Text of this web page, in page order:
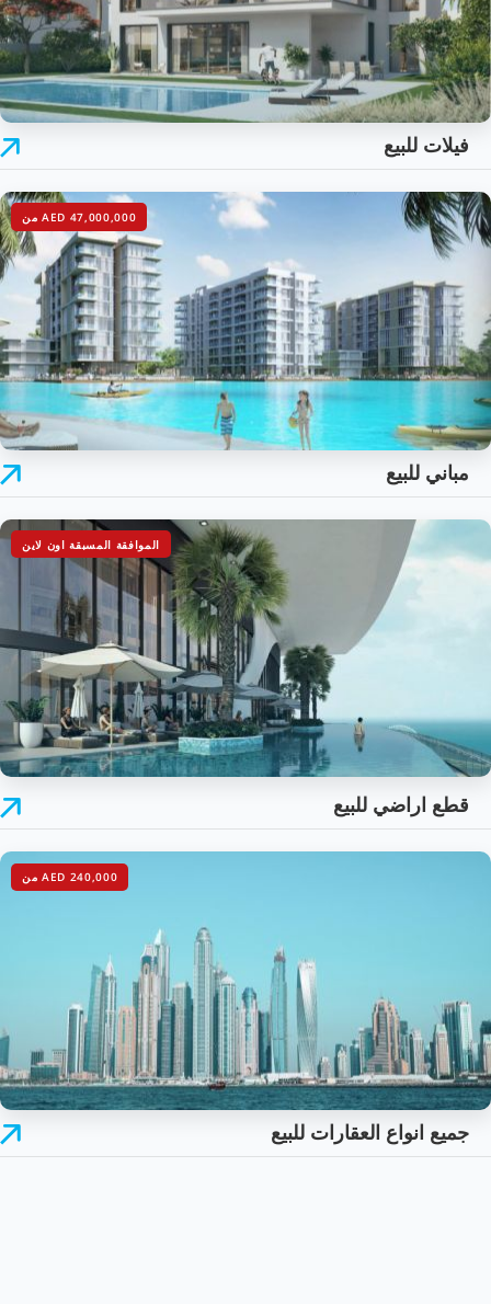
فيلات للبيع
AED 47,000,000 من
مباني للبيع
الموافقة المسبقة اون لاين
قطع اراضي للبيع
AED 240,000 من
جميع انواع العقارات للبيع